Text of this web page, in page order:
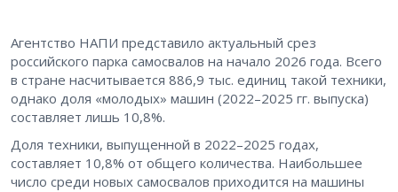
Агентство НАПИ представило актуальный срез
российского парка самосвалов на начало 2026 года. Всего
в стране насчитывается 886,9 тыс. единиц такой техники,
однако доля «молодых» машин (2022–2025 гг. выпуска)
составляет лишь 10,8%.
Доля техники, выпущенной в 2022–2025 годах,
составляет 10,8% от общего количества. Наибольшее
число среди новых самосвалов приходится на машины